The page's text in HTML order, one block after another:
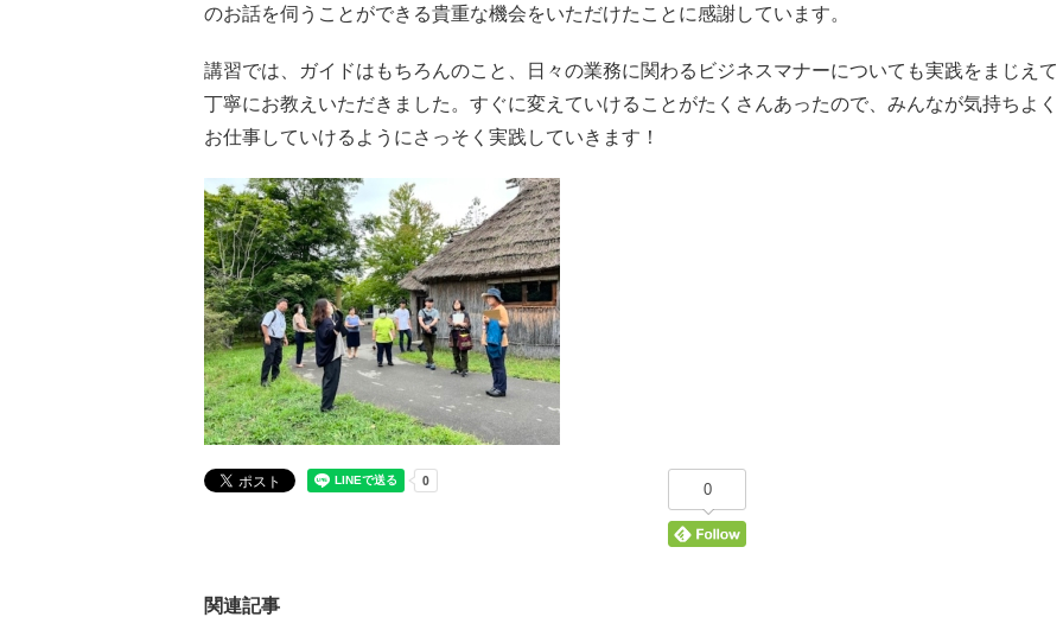
のお話を伺うことができる貴重な機会をいただけたことに感謝しています。
講習では、ガイドはもちろんのこと、日々の業務に関わるビジネスマナーについても実践をまじえて
丁寧にお教えいただきました。すぐに変えていけることがたくさんあったので、みんなが気持ちよく
お仕事していけるようにさっそく実践していきます！
0
関連記事